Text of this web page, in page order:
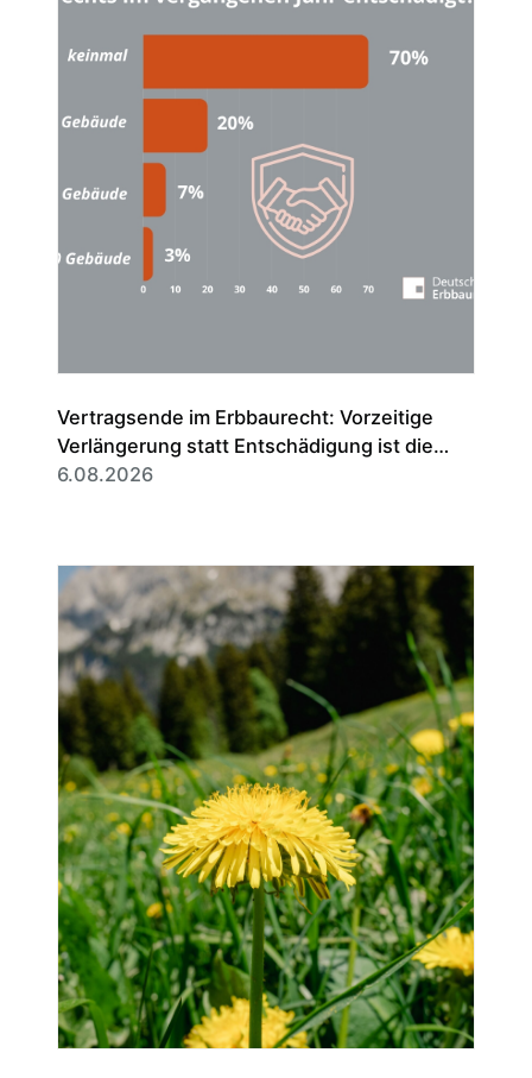
Vertragsende im Erbbaurecht: Vorzeitige
Verlängerung statt Entschädigung ist die
Regel
6.08.2026